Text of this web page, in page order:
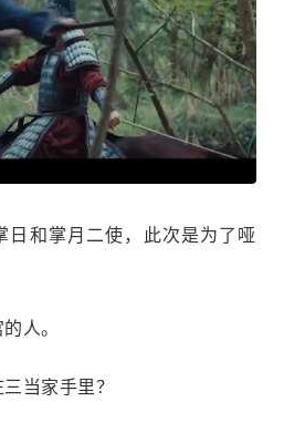
日和掌月二使，此次是为了哑
人。
当家手里？